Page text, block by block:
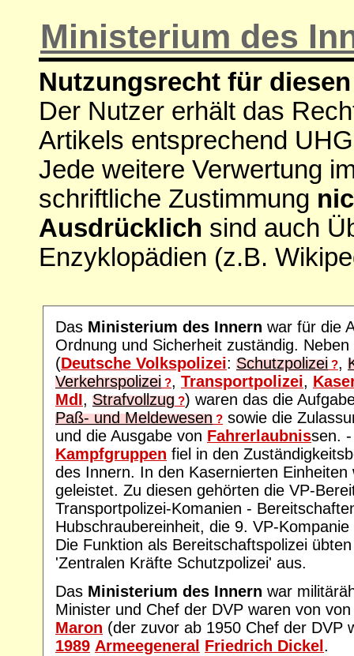
Ministerium des
Nutzungsrecht für
Der Nutzer erhält das
Artikels entsprechend
Jede weitere Verwertung
schriftliche Zustimmung
Ausdrücklich sind auch
Enzyklopädien (z.B.
Das Ministerium des Innern war für die
Ordnung und Sicherheit zuständig.
(Deutsche Volkspolizei: Schutzpolizei ?,
Verkehrspolizei ?, Transportpolizei,
MdI, Strafvollzug ?) waren das die
Paß- und Meldewesen ? sowie die
und die Ausgabe von Fahrerlaubnissen.
Kampfgruppen fiel in den
des Innern. In den Kasernierten Einheiten
geleistet. Zu diesen gehörten die VP-
Transportpolizei-Komanien -
Hubschraubereinheit, die 9. VP-
Die Funktion als Bereitschaftspolizei
'Zentralen Kräfte Schutzpolizei' aus.
Das Ministerium des Innern war
Minister und Chef der DVP waren von
Maron (der zuvor ab 1950 Chef der DVP
1989 Armeegeneral Friedrich Dickel .